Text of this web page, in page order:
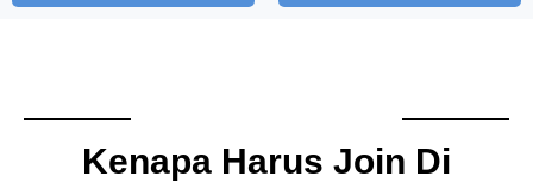
Kenapa Harus Join Di